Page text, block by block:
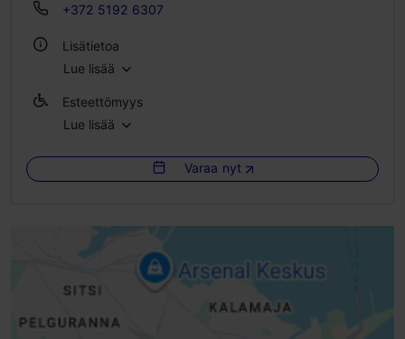
+372 5192 6307
Lisätietoa
WLAN-alue
Lemmikkieläimet tervetulleita
Lue lisää
Esteettömyys
Esteetön pääsy skootterilla
Esteetön pääsy lastenvaunuilla
Tavallinen ovi, manuaalinen avaus (leveys > 800 mm)
Hissit, tavallinen hissi - soveltuu pyörätuolille
Kohokuvioiset napit tai pistekirjoitus
Lue lisää
Varaa nyt